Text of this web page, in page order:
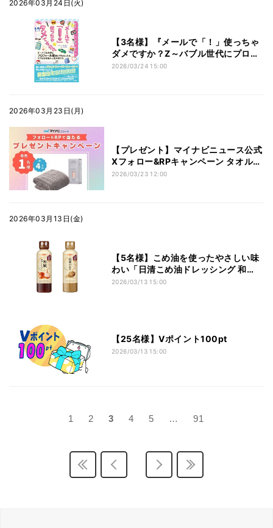
2026年03月24日(火)
【3名様】『メールで「！」使っちゃ
ダメですか？Z～バブル世代にプロフ
ィール帳書いてもらったら、リアルな
2026/03/24 15:00
2026年03月23日(月)
【プレゼント】マイナビニュース公式
Xフォロー&RPキャンペーン タオル研
究所「ヘアケアタオル研究 回答は綿
2026/03/23 12:00
2026年03月13日(金)
【5名様】こめ油を使ったやさしい味
わい「日清こめ油ドレッシング 和
風・焙煎ごま」セットをプレゼント
2026/03/13 15:00
【25名様】Vポイント100pt
2026/03/13 15:00
1 2 3 4 5 … 91